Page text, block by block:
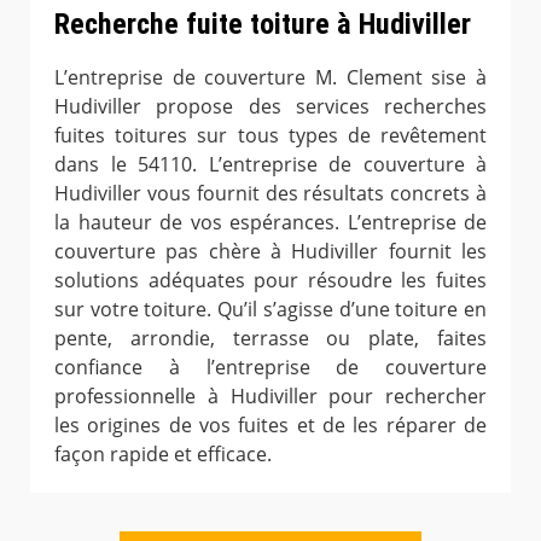
Recherche fuite toiture à Hudiviller
L’entreprise de couverture M. Clement sise à
Hudiviller propose des services recherches
fuites toitures sur tous types de revêtement
dans le 54110. L’entreprise de couverture à
Hudiviller vous fournit des résultats concrets à
la hauteur de vos espérances. L’entreprise de
couverture pas chère à Hudiviller fournit les
solutions adéquates pour résoudre les fuites
sur votre toiture. Qu’il s’agisse d’une toiture en
pente, arrondie, terrasse ou plate, faites
confiance à l’entreprise de couverture
professionnelle à Hudiviller pour rechercher
les origines de vos fuites et de les réparer de
façon rapide et efficace.